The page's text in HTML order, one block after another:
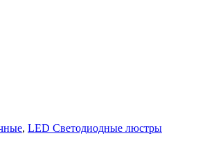
, LED Светодиодные люстры